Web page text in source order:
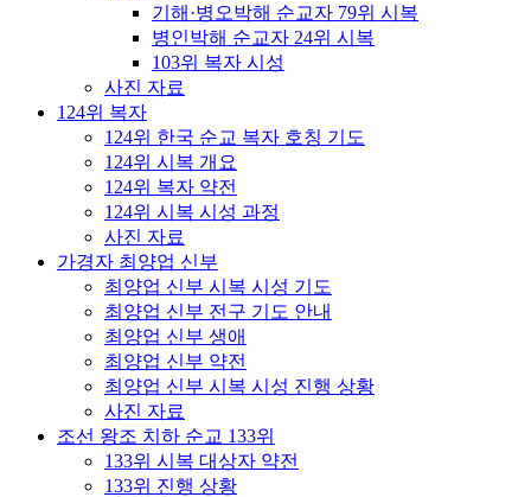
기해·병오박해 순교자 79위 시복
병인박해 순교자 24위 시복
103위 복자 시성
사진 자료
124위 복자
124위 한국 순교 복자 호칭 기도
124위 시복 개요
124위 복자 약전
124위 시복 시성 과정
사진 자료
가경자 최양업 신부
최양업 신부 시복 시성 기도
최양업 신부 전구 기도 안내
최양업 신부 생애
최양업 신부 약전
최양업 신부 시복 시성 진행 상황
사진 자료
조선 왕조 치하 순교 133위
133위 시복 대상자 약전
133위 진행 상황